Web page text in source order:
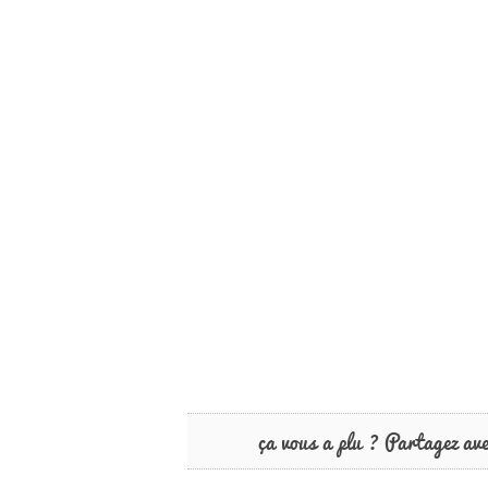
ça vous a plu ? Partagez